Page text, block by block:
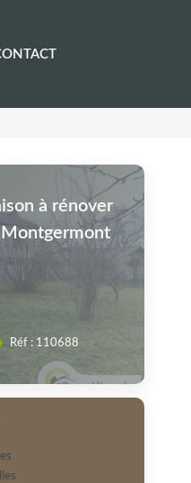
à rénover
Montgermont
Réf : 110688